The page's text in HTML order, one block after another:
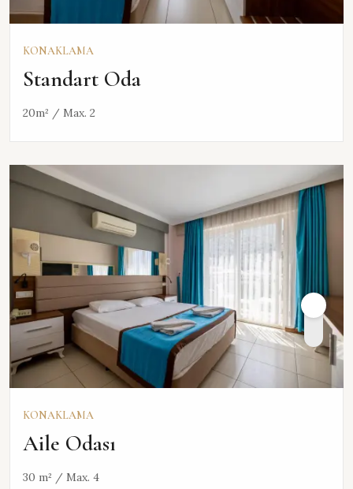
KONAKLAMA
Standart Oda
20m² / Max. 2
KONAKLAMA
Aile Odası
30 m² / Max. 4